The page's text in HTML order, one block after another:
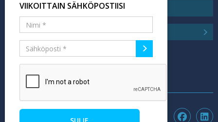
VIIKOITTAIN SÄHKÖPOSTIISI